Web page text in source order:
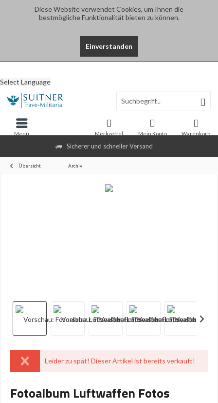
Diese Website verwendet Cookies, um Ihnen die
bestmögliche Funktionalität bieten zu können.
Einverstanden
Sicherer und schneller Versand
Select Language
Warenkorb
Merkzettel Mein Konto
Menü
Übersicht Archiv
Leider zu spät! Dieser Artikel ist bereits verkauft!
Fotoalbum Luftwaffen Fotos